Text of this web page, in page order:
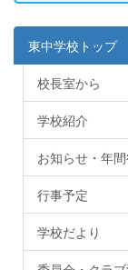
東中学校トップ
校長室から
学校紹介
お知らせ・年
行事予定
学校だより